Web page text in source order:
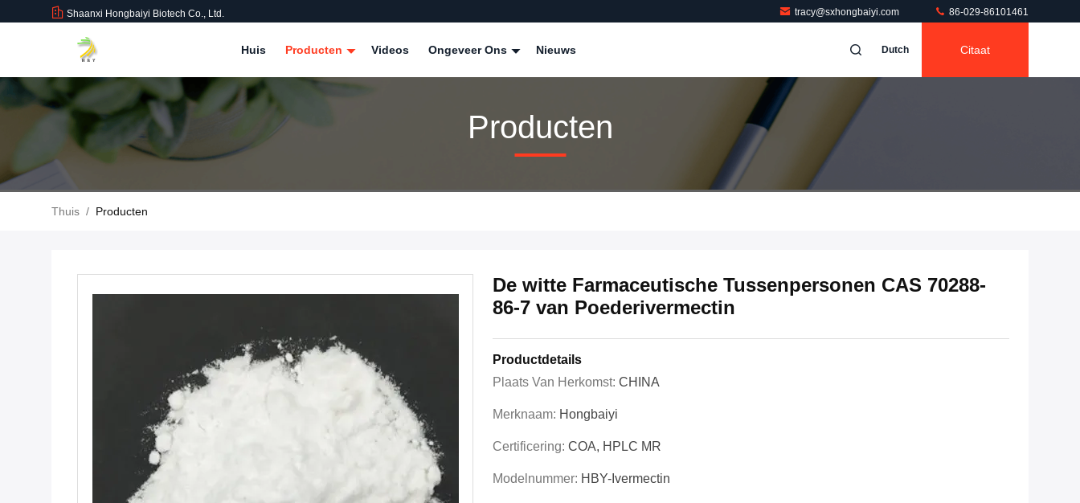
Shaanxi Hongbaiyi Biotech Co., Ltd. tracy@sxhongbaiyi.com 86-029-86101461
Huis Producten Videos Ongeveer Ons Nieuws Dutch Citaat
Producten
Thuis / Producten
De witte Farmaceutische Tussenpersonen CAS 70288-
86-7 van Poederivermectin
Productdetails
Plaats Van Herkomst: CHINA
Merknaam: Hongbaiyi
Certificering: COA, HPLC MR
Modelnummer: HBY-Ivermectin